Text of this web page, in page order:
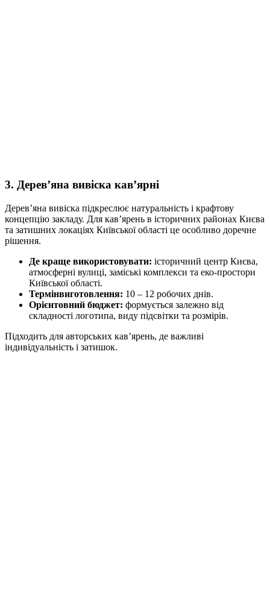
3. Дерев’яна вивіска кав’ярні
Дерев’яна вивіска підкреслює натуральність і крафтову
концепцію закладу. Для кав’ярень в історичних районах Києва
та затишних локаціях Київської області це особливо доречне
рішення.
Де краще використовувати: історичний центр Києва,
атмосферні вулиці, заміські комплекси та еко-простори
Київської області.
Термінвиготовлення: 10 – 12 робочих днів.
Орієнтовний бюджет: формується залежно від
складності логотипа, виду підсвітки та розмірів.
Підходить для авторських кав’ярень, де важливі
індивідуальність і затишок.